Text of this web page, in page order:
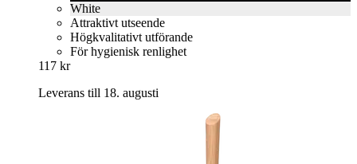
White
Attraktivt utseende
Högkvalitativt utförande
För hygienisk renlighet
117 kr
Leverans till 18. augusti